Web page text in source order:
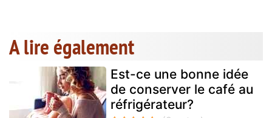
A lire également
Est-ce une bonne idée
de conserver le café au
réfrigérateur?